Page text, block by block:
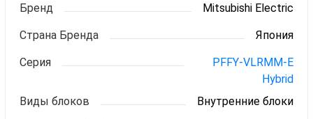
Бренд Mitsubishi Electric
Страна Бренда Япония
Серия
PFFY-VLRMM-E
Hybrid
Виды блоков
Внутренние блоки